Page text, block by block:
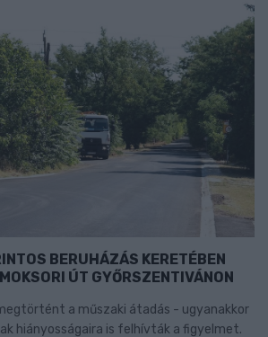
BERUHÁZÁS KERETÉBEN
ÚT GYŐRSZENTIVÁNON
a műszaki átadás - ugyanakkor
hiányosságaira is felhívták a figyelmet.